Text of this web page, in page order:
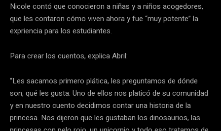
Nicole contó que conocieron a niñas y a niños acogedores,
que les contaron cómo viven ahora y fue “muy potente” la
expriencia para los estudiantes.
Para crear los cuentos, explica Abril:
“Les sacamos primero plática, les preguntamos de dónde
son, qué les gusta. Uno de ellos nos platicó de su comunidad
y en nuestro cuento decidimos contar una historia de la
princesa. Nos dijeron que les gustaban los dinosaurios, las